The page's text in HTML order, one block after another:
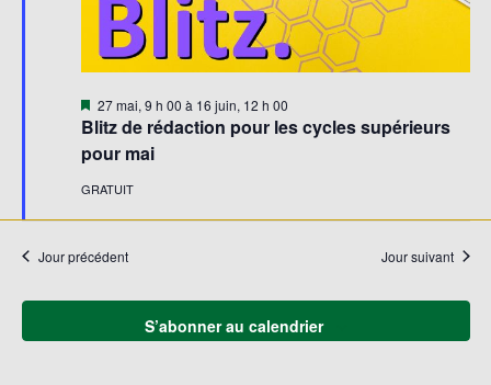
Blitz de rédaction pour les cycles supérieurs
pour mai
Mis
en
avant
27 mai, 9 h 00 à 16 juin, 12 h 00
GRATUIT
Jour précédent Jour suivant
S’abonner au calendrier